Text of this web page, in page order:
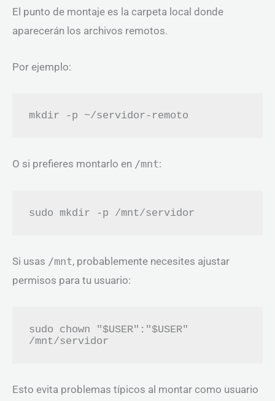
El punto de montaje es la carpeta local donde
aparecerán los archivos remotos.
Por ejemplo:
mkdir -p ~/servidor-remoto
O si prefieres montarlo en /mnt:
sudo mkdir -p /mnt/servidor
Si usas /mnt, probablemente necesites ajustar
permisos para tu usuario:
sudo chown "$USER":"$USER"
/mnt/servidor
Esto evita problemas típicos al montar como usuario